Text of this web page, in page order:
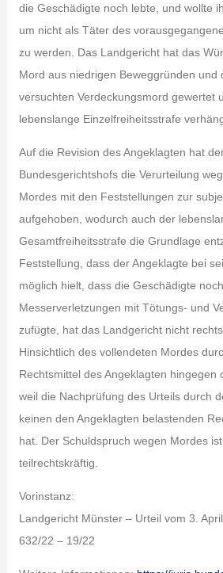
die Geschädigte noch lebte, und wollte
um nicht als Täter des
zu werden. Das Landgericht hat das
Mord aus niedrigen Beweggründen und
versuchten Verdeckungsmord gewertet
lebenslange Einzelfreiheitsstrafe
Auf die Revision des Angeklagten hat
Bundesgerichtshofs die Verurteilung
Mordes mit den Feststellungen zur
aufgehoben, wodurch auch der
Gesamtfreiheitsstrafe die Grundlage
Feststellung, dass der Angeklagte bei
möglich hielt, dass die Geschädigte
Messerverletzungen mit Tötungs- und
zufügte, hat das Landgericht nicht
Hinsichtlich des vollendeten Mordes
Rechtsmittel des Angeklagten hingegen
weil die Nachprüfung des Urteils durch
keinen den Angeklagten belastenden
hat. Der Schuldspruch wegen Mordes
teilrechtskräftig.
Vorinstanz:
Landgericht Münster – Urteil vom 3.
632/22 – 19/22